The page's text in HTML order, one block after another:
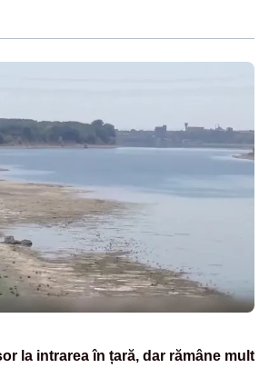
la intrarea în țară, dar rămâne mult